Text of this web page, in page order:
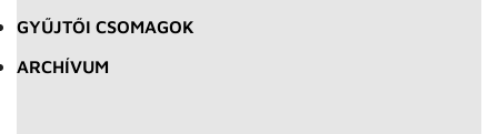
GYŰJTŐI CSOMAGOK
ARCHÍVUM